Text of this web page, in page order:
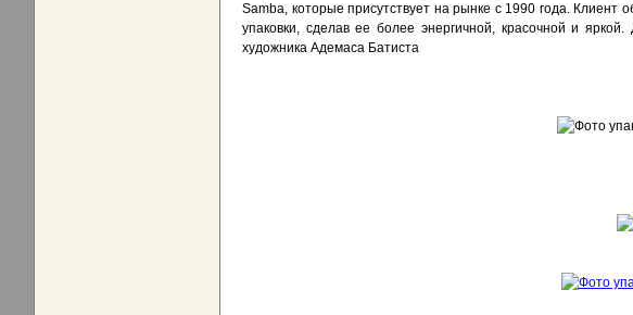
Samba, которые присутствует на рынке с 1990 года.
упаковки, сделав ее более энергичной, красочной и
художника Адемаса Батиста